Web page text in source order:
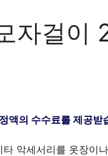
자걸이
액의 수수료를 제공받
악세서리를 옷장이